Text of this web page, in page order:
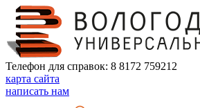
Телефон для справок: 8 8172 759212
карта сайта
написать нам